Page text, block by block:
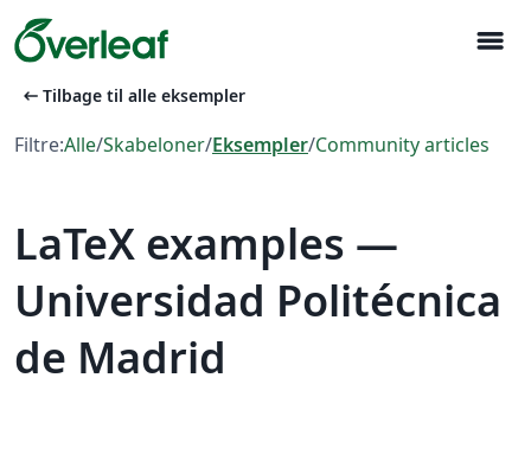
menu
arrow_left_alt Tilbage til alle eksempler
Filtre:Alle/Skabeloner/Eksempler/Community articles
LaTeX examples —
Universidad Politécnica
de Madrid